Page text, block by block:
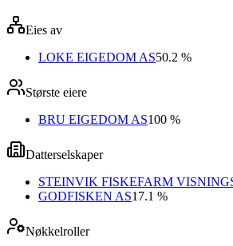
Eies av
LOKE EIGEDOM AS50.2 %
Største eiere
BRU EIGEDOM AS100 %
Datterselskaper
STEINVIK FISKEFARM
GODFISKEN AS17.1 %
Nøkkelroller